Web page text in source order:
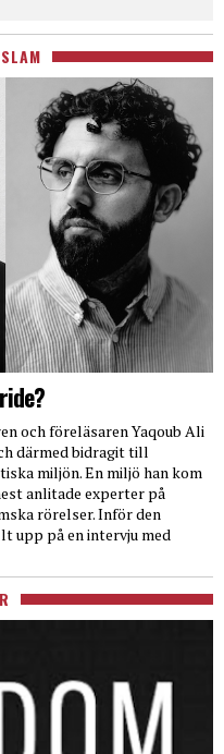
och föreläsaren Yaqoub Ali
därmed bidragit till
miljön. En miljö han kom
anlitade experter på
rörelser. Inför den
upp på en intervju med